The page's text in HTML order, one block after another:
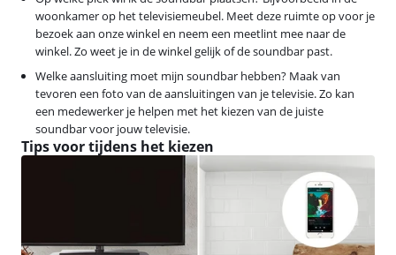
woonkamer op het televisiemeubel. Meet deze ruimte op voor je
bezoek aan onze winkel en neem een meetlint mee naar de
winkel. Zo weet je in de winkel gelijk of de soundbar past.
Welke aansluiting moet mijn soundbar hebben? Maak van
tevoren een foto van de aansluitingen van je televisie. Zo kan
een medewerker je helpen met het kiezen van de juiste
soundbar voor jouw televisie.
Tips voor tijdens het kiezen